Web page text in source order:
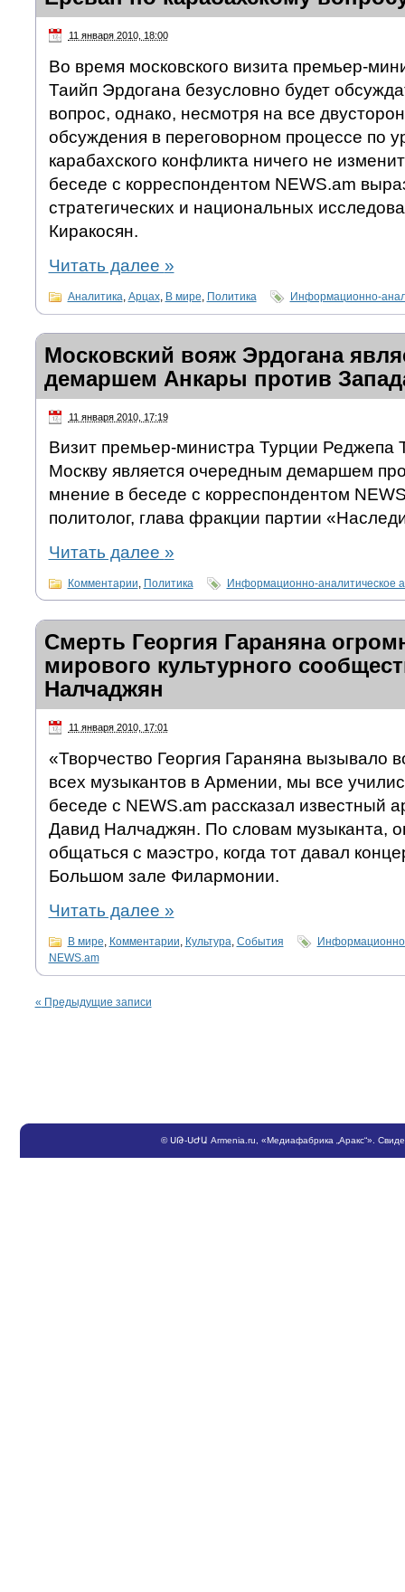
11 января 2010, 18:00
Во время московского визита премьер-
Таийп Эрдогана безусловно будет
вопрос, однако, несмотря на все
обсуждения в переговорном процессе по
карабахского конфликта ничего не
беседе с корреспондентом NEWS.am
стратегических и национальных
Киракосян.
Читать далее »
Аналитика Арцах, В мире Политика Информационно-
Московский вояж Эрдогана
демаршем Анкары против
11 января 2010, 17:19
Визит премьер-министра Турции Реджепа
Москву является очередным демаршем
мнение в беседе с корреспондентом
политолог, глава фракции партии
Читать далее »
Комментарии, Политика Информационно-аналитическое
Смерть Георгия Гараняна
мирового культурного
Налчаджян
11 января 2010, 17:01
«Творчество Георгия Гараняна вызывало
всех музыкантов в Армении, мы все
беседе с NEWS.am рассказал известный
Давид Налчаджян. По словам музыканта,
общаться с маэстро, когда тот давал
Большом зале Филармонии.
Читать далее »
В мире, Комментарии, Культура, События
NEWS.am
« Предыдущие записи
©ՍԹ-ՍԺԱ Armenia.ru , «Медиафабрика „Аракс“».